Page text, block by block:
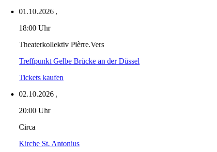
01.10.2026 ,
18:00 Uhr
Theaterkollektiv Pièrre.Vers
Treffpunkt Gelbe Brücke an der Düssel
Tickets kaufen
02.10.2026 ,
20:00 Uhr
Circa
Kirche St. Antonius